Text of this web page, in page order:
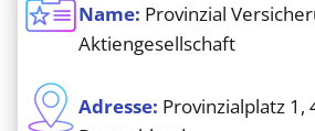
Name: Provinzial
Aktiengesellschaft
Adresse: Provinzialplatz 1,